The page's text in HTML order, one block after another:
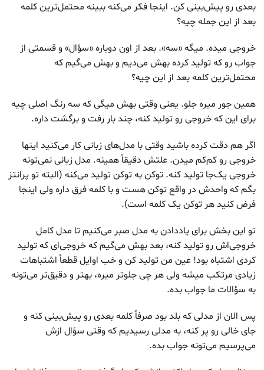
بعدی رو پیش‌بینی کن. اینجا فکر می‌کنه ببینه محتمل‌ترین کلمه
بعد از این جمله چیه؟
خروجی میده. میگه «سه». بعد از اون دوباره «سؤال» و قسمتی از
جواب رو که تولید کرده بهش می‌دیم و بهش می‌گیم که
محتمل‌ترین کلمه بعد از این چیه؟
همین جور میره جلو. یعنی وقتی بهش میگی که سه رنگ اصلی چیه
برای این که خروجی رو تولید کنه، چند بار رفت و برگشت داره.
اگر هم دقت کرده باشید وقتی با مدل‌های زبانی کار می‌کنید اینها
خروجی رو کم‌کم میدن. علتش دقیقاً همینه. مدل زبانی نمی‌تونه
خروجی یک‌جا تولید کنه. توکن به توکن تولید می‌کنه (البته تو پرانتز
بگم که واحدش در واقع توکن هست و با کلمه فرق داره ولی اینجا
فرض کنید هر توکن یک کلمه است).
تو این بخش برای یاددادن به مدل صبر می‌کنیم تا مدل کامل
خروجی‌اش رو تولید کنه، بعد بهش می‌گیم که خروجی‌ای که تولید
کردی اشتباه بود! عین من تولید کن و خب اوایل قطعاً اشتباهات
زیادی مرتکب میشه ولی هر چی جلوتر میره، بهتر و دقیق‌تر می‌تونه
به سؤالات ما جواب بده.
پس الان از مدلی که بلد بود صرفاً کلمه بعدی رو پیش‌بینی کنه و
جای خالی رو پر کنه، به مدلی رسیدیم که وقتی سؤال ازش
می‌پرسیم می‌تونه جواب بده.